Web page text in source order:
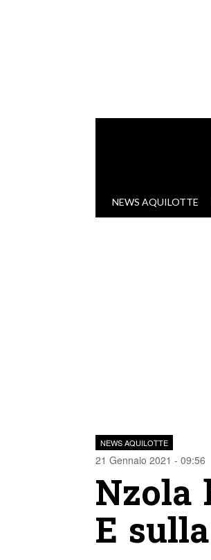
VAI AL CONTENUTO
NEWS AQUILOTTE
NEWS AQUILOTTE
21 Gennaio 2021 - 09:56
Nzola
E